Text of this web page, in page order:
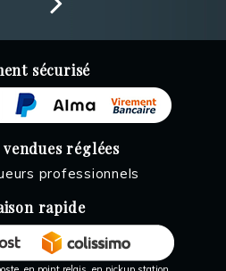
sécurisé
réglées
professionnels
rapide